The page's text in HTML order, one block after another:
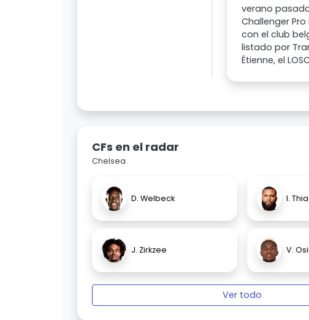
verano
Challenger
con el club
listado por
Étienne, el
CFs en el radar
Chelsea
D. Welbeck I.
J. Zirkzee V.
Ver todo